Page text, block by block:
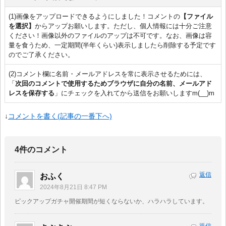
(1)画像をアップロードできるようにしました！コメントの【ファイル
を選択】 からアップお願いします。ただし、個人情報には十分ご注意
ください！画像以外のファイルのアップは不可です。なお、画像は容
量を食うため、一定期間(半年くらい)表示しましたら削除する予定です
のでご了承ください。
(2)コメント欄に名前・メールアドレスを常に表示させるためには、
「 次回のコメントで使用するためブラウザに自分の名前、メールアド
レスを保存する 」にチェックを入れてから送信をお願いしますm(__)m
↓ コメントを書く(記事の一番下へ)
4件のコメント
おふく
2024年8月21日 8:47 PM
ピックアップガチャ開催期間が短くならないか、ハラハラしています。
返信